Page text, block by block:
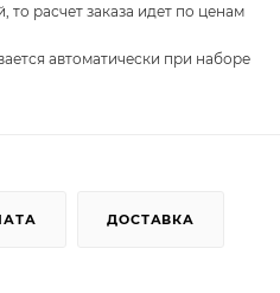
расчет заказа идет по ценам
автоматически при наборе
ДОСТАВКА